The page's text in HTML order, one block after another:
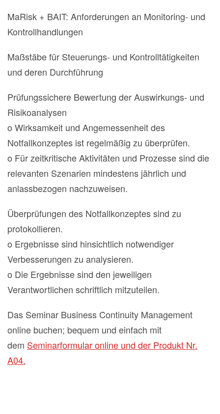
MaRisk + BAIT: Anforderungen an Monitoring- und
Kontrollhandlungen
Maßstäbe für Steuerungs- und Kontrolltätigkeiten
und deren Durchführung
Prüfungssichere Bewertung der Auswirkungs- und
Risikoanalysen
o Wirksamkeit und Angemessenheit des
Notfallkonzeptes ist regelmäßig zu überprüfen.
o Für zeitkritische Aktivitäten und Prozesse sind die
relevanten Szenarien mindestens jährlich und
anlassbezogen nachzuweisen.
Überprüfungen des Notfallkonzeptes sind zu
protokollieren.
o Ergebnisse sind hinsichtlich notwendiger
Verbesserungen zu analysieren.
o Die Ergebnisse sind den jeweiligen
Verantwortlichen schriftlich mitzuteilen.
Das Seminar Business Continuity Management
online buchen; bequem und einfach mit
dem Seminarformular online und der Produkt Nr.
A04.